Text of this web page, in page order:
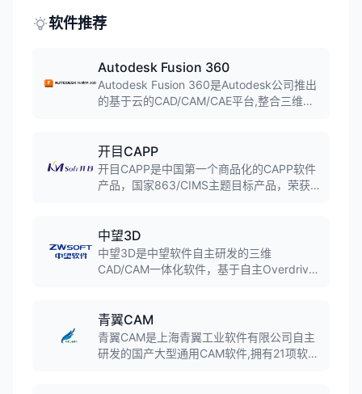
软件推荐
Autodesk Fusion 360
Autodesk Fusion 360是Autodesk公司推出
的基于云的CAD/CAM/CAE平台,整合三维建
建模,实现桌面软件与云计算的结合,广泛应用
于产品设计、机械制造和工业设计领域。
开目CAPP
开目CAPP是中国第一个商品化的CAPP软件
产品，国家863/CIMS主题目标产品，荣获
艺设计环境，市场占有率持续领先，是连接
数字化设计与制造的关键桥梁。
中望3D
中望3D是中望软件自主研发的三维
CAD/CAM一体化软件，基于自主Overdrive
工等功能于一体，广泛应用于机械、模具、
汽车等行业。
青翼CAM
青翼CAM是上海青翼工业软件有限公司自主
研发的国产大型通用CAM软件,拥有21项软件